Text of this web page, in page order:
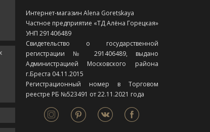
Интернет-магазин Alena Goretskaya
Частное предприятие «ТД Алёна Горецкая»
УНП 291406489
Свидетельство о государственной
регистрации № 291406489, выдано
Администрацией Московского района
г.Бреста 04.11.2015
Регистрационный номер в Торговом
реестре РБ №523491 от 22.11.2021 года